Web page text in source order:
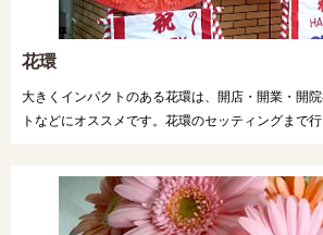
花環
大きくインパクトのある花環は、開店・開業・開
トなどにオススメです。花環のセッティングまで行